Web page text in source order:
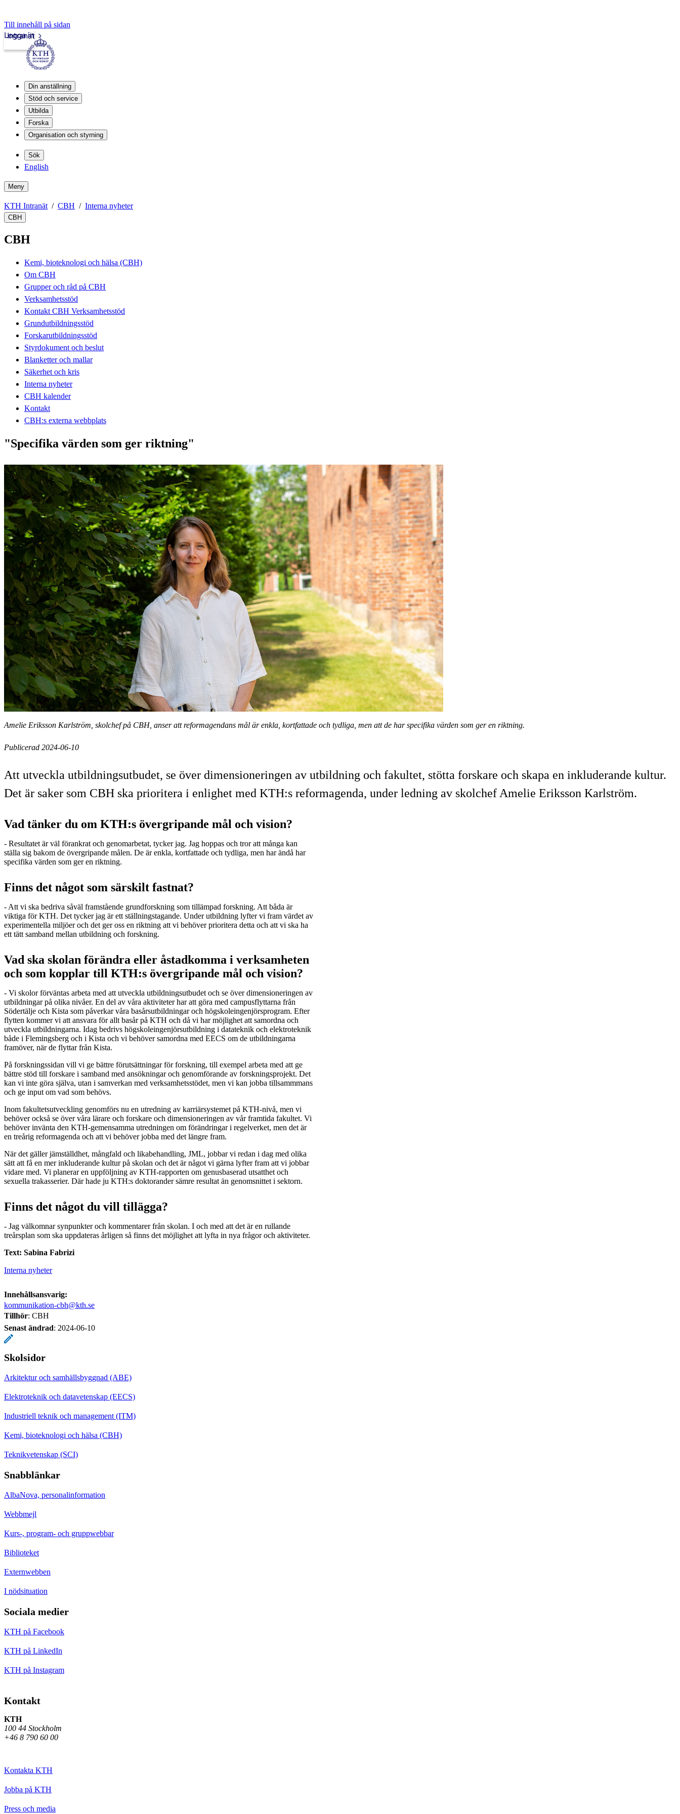
Till innehåll på sidan
Intranät
Logga in
Din anställning
Stöd och service
Utbilda
Forska
Organisation och styrning
Sök
English
Meny
KTH Intranät CBH Interna nyheter
CBH
CBH
Kemi, bioteknologi och hälsa (CBH)
Om CBH
Grupper och råd på CBH
Verksamhetsstöd
Kontakt CBH Verksamhetsstöd
Grundutbildningsstöd
Forskarutbildningsstöd
Styrdokument och beslut
Blanketter och mallar
Säkerhet och kris
Interna nyheter
CBH kalender
Kontakt
CBH:s externa webbplats
"Specifika värden som ger riktning"
Amelie Eriksson Karlström, skolchef på CBH, anser att reformagendans mål är enkla, kortfattade och tydliga, men att de har specifika värden som ger en riktning.
Publicerad 2024-06-10
Att utveckla utbildningsutbudet, se över dimensioneringen av utbildning och fakultet, stötta forskare och skapa en inkluderande kultur.
Det är saker som CBH ska prioritera i enlighet med KTH:s reformagenda, under ledning av skolchef Amelie Eriksson Karlström.
Vad tänker du om KTH:s övergripande mål och vision?
- Resultatet är väl förankrat och genomarbetat, tycker jag. Jag hoppas och tror att många kan
ställa sig bakom de övergripande målen. De är enkla, kortfattade och tydliga, men har ändå har
specifika värden som ger en riktning.
Finns det något som särskilt fastnat?
- Att vi ska bedriva såväl framstående grundforskning som tillämpad forskning. Att båda är
viktiga för KTH. Det tycker jag är ett ställningstagande. Under utbildning lyfter vi fram värdet av
experimentella miljöer och det ger oss en riktning att vi behöver prioritera detta och att vi ska ha
ett tätt samband mellan utbildning och forskning.
Vad ska skolan förändra eller åstadkomma i verksamheten
och som kopplar till KTH:s övergripande mål och vision?
- Vi skolor förväntas arbeta med att utveckla utbildningsutbudet och se över dimensioneringen av
utbildningar på olika nivåer. En del av våra aktiviteter har att göra med campusflyttarna från
Södertälje och Kista som påverkar våra basårsutbildningar och högskoleingenjörsprogram. Efter
flytten kommer vi att ansvara för allt basår på KTH och då vi har möjlighet att samordna och
utveckla utbildningarna. Idag bedrivs högskoleingenjörsutbildning i datateknik och elektroteknik
både i Flemingsberg och i Kista och vi behöver samordna med EECS om de utbildningarna
framöver, när de flyttar från Kista.
På forskningssidan vill vi ge bättre förutsättningar för forskning, till exempel arbeta med att ge
bättre stöd till forskare i samband med ansökningar och genomförande av forskningsprojekt. Det
kan vi inte göra själva, utan i samverkan med verksamhetsstödet, men vi kan jobba tillsammmans
och ge input om vad som behövs.
Inom fakultetsutveckling genomförs nu en utredning av karriärsystemet på KTH-nivå, men vi
behöver också se över våra lärare och forskare och dimensioneringen av vår framtida fakultet. Vi
behöver invänta den KTH-gemensamma utredningen om förändringar i regelverket, men det är
en treårig reformagenda och att vi behöver jobba med det längre fram.
När det gäller jämställdhet, mångfald och likabehandling, JML, jobbar vi redan i dag med olika
sätt att få en mer inkluderande kultur på skolan och det är något vi gärna lyfter fram att vi jobbar
vidare med. Vi planerar en uppföljning av KTH-rapporten om genusbaserad utsatthet och
sexuella trakasserier. Där hade ju KTH:s doktorander sämre resultat än genomsnittet i sektorn.
Finns det något du vill tillägga?
- Jag välkomnar synpunkter och kommentarer från skolan. I och med att det är en rullande
treårsplan som ska uppdateras årligen så finns det möjlighet att lyfta in nya frågor och aktiviteter.
Text: Sabina Fabrizi
Interna nyheter
Innehållsansvarig:
kommunikation-cbh@kth.se
Tillhör: CBH
Senast ändrad: 2024-06-10
Skolsidor
Arkitektur och samhällsbyggnad (ABE)
Elektroteknik och datavetenskap (EECS)
Industriell teknik och management (ITM)
Kemi, bioteknologi och hälsa (CBH)
Teknikvetenskap (SCI)
Snabblänkar
AlbaNova, personalinformation
Webbmejl
Kurs-, program- och gruppwebbar
Biblioteket
Externwebben
I nödsituation
Sociala medier
KTH på Facebook
KTH på LinkedIn
KTH på Instagram
Kontakt
KTH
100 44 Stockholm
+46 8 790 60 00
Kontakta KTH
Jobba på KTH
Press och media